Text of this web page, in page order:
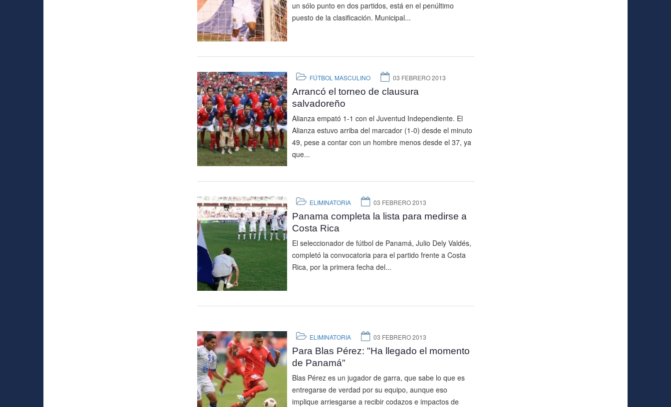
un sólo punto en dos partidos, está en el penúltimo
puesto de la clasificación. Municipal...
FÚTBOL MASCULINO 03 FEBRERO 2013
Arrancó el torneo de clausura
salvadoreño
Alianza empató 1-1 con el Juventud Independiente. El
Alianza estuvo arriba del marcador (1-0) desde el minuto
49, pese a contar con un hombre menos desde el 37, ya
que...
ELIMINATORIA 03 FEBRERO 2013
Panama completa la lista para medirse a
Costa Rica
El seleccionador de fútbol de Panamá, Julio Dely Valdés,
completó la convocatoria para el partido frente a Costa
Rica, por la primera fecha del...
ELIMINATORIA 03 FEBRERO 2013
Para Blas Pérez: "Ha llegado el momento
de Panamá"
Blas Pérez es un jugador de garra, que sabe lo que es
entregarse de verdad por su equipo, aunque eso
implique arriesgarse a recibir codazos e impactos de